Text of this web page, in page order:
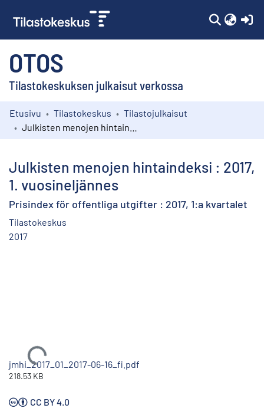
OTOS
Tilastokeskuksen julkaisut verkossa
Kokoelmat
Etusivu Tilastokeskus
Tilastojulkaisut
Julkisten menojen hintaindeksi : 2017,
1. vuosineljännes
Prisindex för offentliga utgifter : 2017, 1:a kvartalet
Tilastokeskus
2017
Ladataan...
jmhi_2017_01_2017-06-16_fi.pdf
218.53 KB
CC BY 4.0